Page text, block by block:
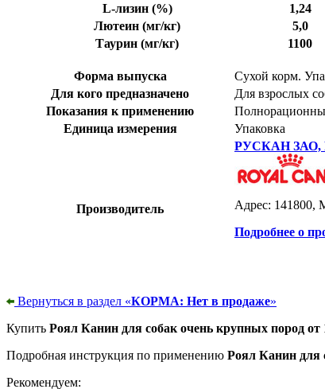
L-лизин (%)
1,24
Лютеин (мг/кг)
5,0
Таурин (мг/кг)
1100
Форма выпуска
Сухой корм.
Для кого предназначено
Для взрослых
Показания к применению
Единица измерения
Упаковка
Производитель
РУСКАН ЗАО,
Адрес: 141800,
Подробнее о
Вернуться в раздел «КОРМА: Нет в продаже»
Купить Роял Канин для собак очень крупных пород
Подробная инструкция по применению Роял Канин для
Рекомендуем: